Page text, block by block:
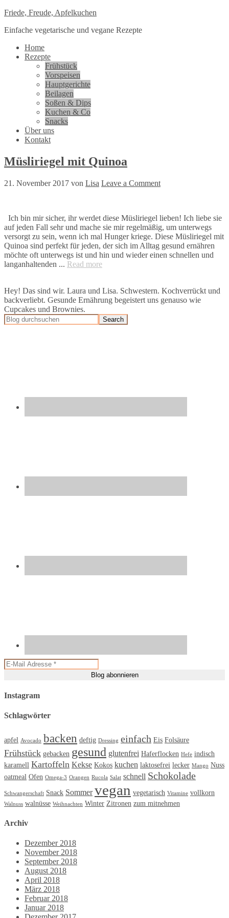
Friede, Freude, Apfelkuchen
Einfache vegetarische und vegane Rezepte
Home
Rezepte
Frühstück
Vorspeisen
Hauptgerichte
Beilagen
Soßen & Dips
Kuchen & Co
Snacks
Über uns
Kontakt
Müsliriegel mit Quinoa
21. November 2017 von Lisa Leave a Comment
Ich bin mir sicher, ihr werdet diese Müsliriegel lieben! Ich liebe sie
auf jeden Fall sehr und mache sie mir regelmäßig, um unterwegs
versorgt zu sein, wenn ich mal Hunger kriege. Diese Müsliriegel mit
Quinoa sind perfekt für jeden, der sich im Alltag gesund ernähren
möchte oft unterwegs ist und hin und wieder einen schnellen und
langanhaltenden ... Read more
Hey! Das sind wir. Laura und Lisa. Schwestern. Kochverrückt und
backverliebt. Gesunde Ernährung begeistert uns genauso wie
Cupcakes und Brownies.
Instagram
Schlagwörter
apfel Avocado backen deftig Dressing einfach Eis Folsäure
Frühstück gebacken gesund glutenfrei Haferflocken Hefe indisch
karamell Kartoffeln Kekse Kokos kuchen laktosefrei lecker Mango Nuss
oatmeal Ofen Omega-3 Orangen Rucola Salat schnell Schokolade
Schwangerschaft Snack Sommer vegan vegetarisch Vitamine vollkorn
Walnuss walnüsse Weihnachten Winter Zitronen zum mitnehmen
Archiv
Dezember 2018
November 2018
September 2018
August 2018
April 2018
März 2018
Februar 2018
Januar 2018